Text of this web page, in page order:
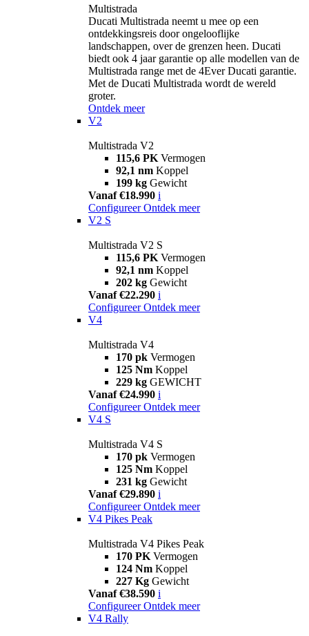
Multistrada
Ducati Multistrada neemt u mee op een
ontdekkingsreis door ongelooflijke
landschappen, over de grenzen heen. Ducati
biedt ook 4 jaar garantie op alle modellen van de
Multistrada range met de 4Ever Ducati garantie.
Met de Ducati Multistrada wordt de wereld
groter.
Ontdek meer
V2
Multistrada V2
115,6 PK Vermogen
92,1 nm Koppel
199 kg Gewicht
Vanaf €18.990 i
Configureer Ontdek meer
V2 S
Multistrada V2 S
115,6 PK Vermogen
92,1 nm Koppel
202 kg Gewicht
Vanaf €22.290 i
Configureer Ontdek meer
V4
Multistrada V4
170 pk Vermogen
125 Nm Koppel
229 kg GEWICHT
Vanaf €24.990 i
Configureer Ontdek meer
V4 S
Multistrada V4 S
170 pk Vermogen
125 Nm Koppel
231 kg Gewicht
Vanaf €29.890 i
Configureer Ontdek meer
V4 Pikes Peak
Multistrada V4 Pikes Peak
170 PK Vermogen
124 Nm Koppel
227 Kg Gewicht
Vanaf €38.590 i
Configureer Ontdek meer
V4 Rally